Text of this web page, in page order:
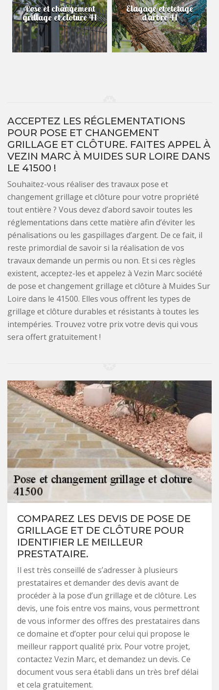
Pose et changement
grillage et cloture 41
Elagage et etetage
d'arbre 41
ACCEPTEZ LES RÉGLEMENTATIONS
POUR POSE ET CHANGEMENT
GRILLAGE ET CLÔTURE. FAITES APPEL À
VEZIN MARC À MUIDES SUR LOIRE DANS
LE 41500 !
Souhaitez-vous réaliser des travaux pose et
changement grillage et clôture pour votre propriété
tout entière ? Vous devez d’abord savoir toutes les
réglementations dans cette matière afin d’éviter les
pénalisations ou les gaspillages d’argent. De ce fait, il
reste primordial de savoir si la réalisation de vos
travaux demande un permis ou non. Et si ces règles
existent, acceptez-les et appelez à Vezin Marc société
de pose et changement grillage et clôture à Muides Sur
Loire dans le 41500. Elles vous offrent les types de
grillage et clôture durables et résistants à toutes les
intempéries. Trouvez votre prix votre devis qui vous
sera offert gratuitement !
COMPAREZ LES DEVIS DE POSE DE
GRILLAGE ET DE CLÔTURE POUR
IDENTIFIER LE MEILLEUR
PRESTATAIRE.
Il est très conseillé de s’adresser à plusieurs
prestataires et demander des devis avant de
procéder à la pose d’un grillage et de clôture. Les
devis, une fois entre vos mains, vous permettront
de vous informer des offres des prestataires dans
ce domaine et d’opter pour celui qui propose le
meilleur rapport qualité prix. Pour votre projet,
contactez Vezin Marc, et demandez un devis. Ce
document vous sera établi dans un très bref délai
et cela gratuitement.